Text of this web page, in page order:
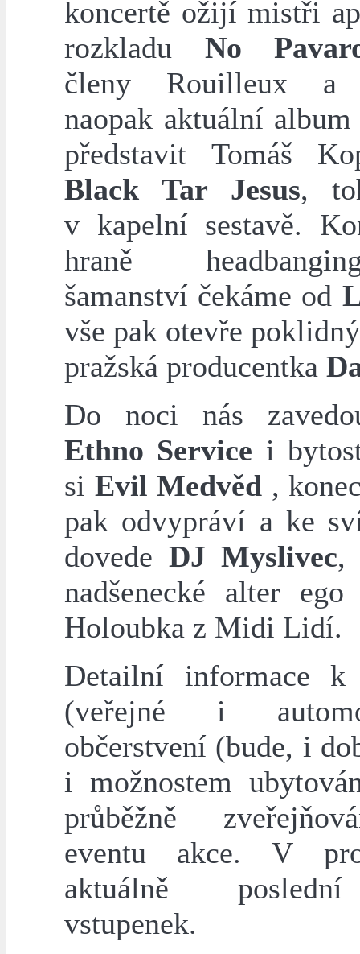
koncertě ožijí mistři
rozkladu No
členy Rouilleux a
naopak aktuální
představit Tomáš
Black Tar Jesus,
v kapelní sestavě.
hraně
šamanství čekáme od
vše pak otevře
pražská producentka
Do noci nás
Ethno Service i
si Evil Medvěd ,
pak odvypráví a ke
dovede DJ Myslivec,
nadšenecké alter ego
Holoubka z Midi Lidí.
Detailní informace k
(veřejné i
občerstvení (bude, i
i možnostem
průběžně
eventu akce. V
aktuálně
vstupenek.